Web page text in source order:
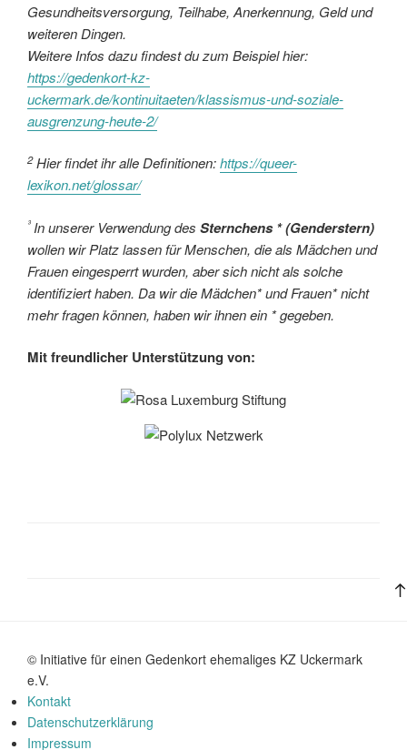
Gesundheitsversorgung, Teilhabe, Anerkennung, Geld und
weiteren Dingen.
Weitere Infos dazu findest du zum Beispiel hier:
https://gedenkort-kz-
uckermark.de/kontinuitaeten/klassismus-und-soziale-
ausgrenzung-heute-2/
2Hier findet ihr alle Definitionen:https://queer-
lexikon.net/glossar/
³ In unserer Verwendung des Sternchens * (Genderstern)
wollen wir Platz lassen für Menschen, die als Mädchen und
Frauen eingesperrt wurden, aber sich nicht als solche
identifiziert haben. Da wir die Mädchen* und Frauen* nicht
mehr fragen können, haben wir ihnen ein * gegeben.
Mit freundlicher Unterstützung von:
© Initiative für einen Gedenkort ehemaliges KZ Uckermark
e.V.
Kontakt
Datenschutzerklärung
Impressum